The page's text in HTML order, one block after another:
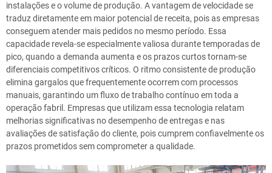
instalações e o volume de produção. A vantagem de velocidade se
traduz diretamente em maior potencial de receita, pois as empresas
conseguem atender mais pedidos no mesmo período. Essa
capacidade revela-se especialmente valiosa durante temporadas de
pico, quando a demanda aumenta e os prazos curtos tornam-se
diferenciais competitivos críticos. O ritmo consistente de produção
elimina gargalos que frequentemente ocorrem com processos
manuais, garantindo um fluxo de trabalho contínuo em toda a
operação fabril. Empresas que utilizam essa tecnologia relatam
melhorias significativas no desempenho de entregas e nas
avaliações de satisfação do cliente, pois cumprem confiavelmente os
prazos prometidos sem comprometer a qualidade.